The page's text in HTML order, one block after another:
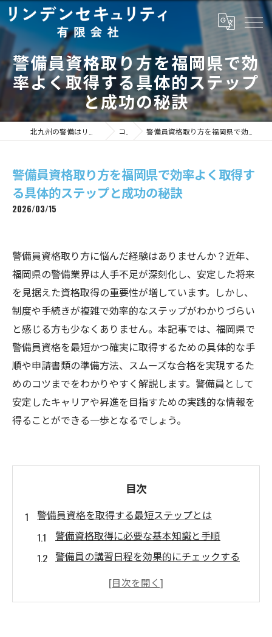
警備員資格取り方を福岡県で効
率よく取得する具体的ステップ
と成功の秘訣
コラム 警備員資格取り方を福岡県で効率よく取得する具体的ステップと成功の秘訣
警備員資格取り方を福岡県で効率よく取得す
る具体的ステップと成功の秘訣
2026/03/15
警備員資格取り方に悩んだ経験はありませんか？近年、
福岡県の警備業界は人手不足が深刻化し、安定した将来
を見据えた資格取得の重要性が増しています。しかし、
制度や手続きが複雑で効率的なステップがわかりづらい
と感じる方も少なくありません。本記事では、福岡県で
警備員資格を最短かつ確実に取得するための具体的な手
順や申請書類の準備方法、スムーズな合格を実現するた
めのコツまでをわかりやすく解説します。警備員として
安定したキャリアや昇進を目指すための実践的な情報を
得ることができる一歩となるでしょう。
目次
警備員資格を取得する最短ステップとは
警備資格取得に必要な基本知識と手順
警備員の講習日程を効果的にチェックする